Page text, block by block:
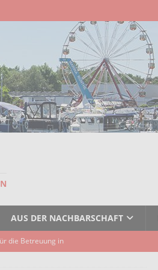
AUS DER NACHBARSCHAFT
die Betreuung in